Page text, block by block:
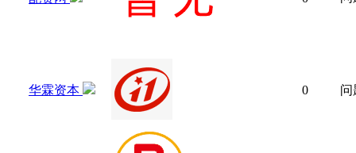
华霖资本 0 问